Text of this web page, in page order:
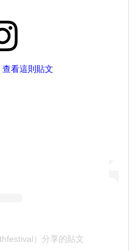
看這則貼文
）分享的貼文